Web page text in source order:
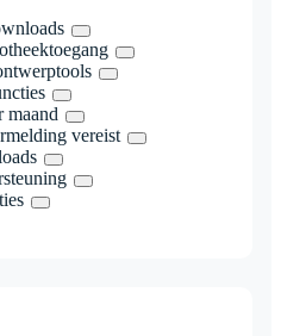
maand
vereist